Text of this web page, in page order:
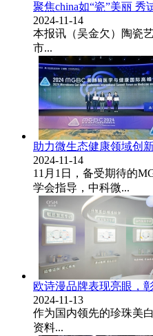
聚焦china如“瓷”美丽 秀
2024-11-14
本报讯（吴金欠）陶瓷
市...
助力微生态健康领域创
2024-11-14
11月1日，备受期待的
学会指导，中科微...
欧诗漫品牌表现亮眼，
2024-11-13
作为国内领先的珍珠美
资料...